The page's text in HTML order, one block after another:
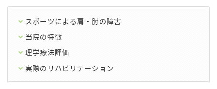
スポーツによる肩・肘の障害
当院の特徴
理学療法評価
実際のリハビリテーション